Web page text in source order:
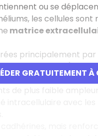
GRATUITEMENT À
ou se
les cellules
matrice
principalement par
seulement)
des cellules,
de plus faible